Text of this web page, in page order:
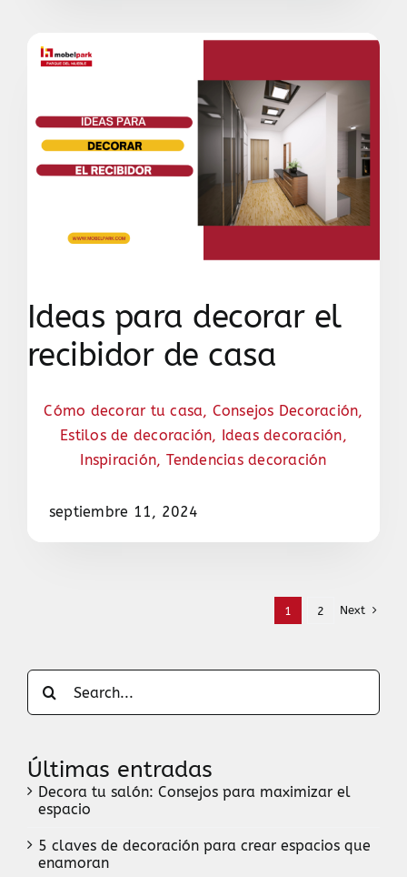
Ideas para decorar el
recibidor de casa
Cómo decorar tu casa, Consejos Decoración,
Estilos de decoración, Ideas decoración,
Inspiración, Tendencias decoración
septiembre 11, 2024
1 2 Next
Search
for:
Últimas entradas
Decora tu salón: Consejos para maximizar el
espacio
5 claves de decoración para crear espacios que
enamoran